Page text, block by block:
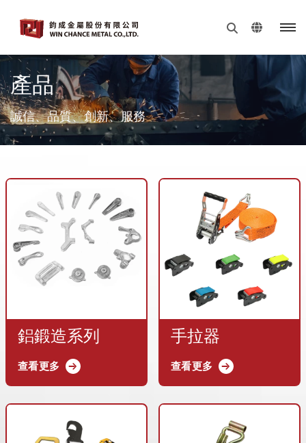
產品
誠信、品質、創新、服務
鋁鍛造系列
查看更多
手拉器
查看更多